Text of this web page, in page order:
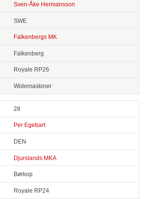
Sven-Åke Hermansson
SWE
Falkenbergs MK
Falkenberg
Royale RP26
Widemaskiner
28
Per Egebart
DEN
Djurslands MKA
Børkop
Royale RP24